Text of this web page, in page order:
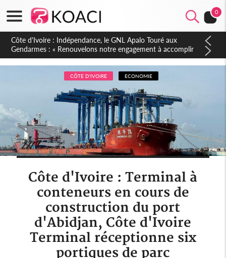
0
Sierra Leone : Un projet de réforme constitutionnelle en
gestation, points clés des amendements, un exclu d'avance
CÔTE D'IVOIRE ECONOMIE
Côte d'Ivoire : Terminal à
conteneurs en cours de
construction du port
d'Abidjan, Côte d'Ivoire
Terminal réceptionne six
portiques de parc